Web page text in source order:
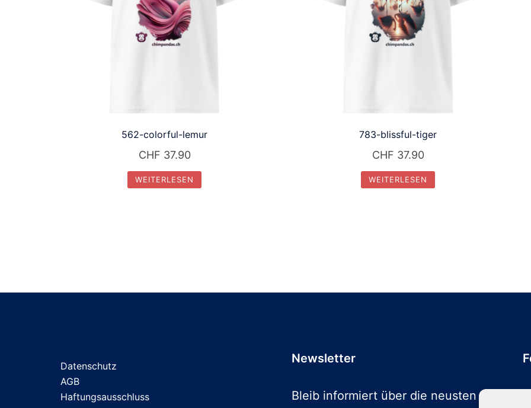
562-colorful-lemur
CHF 37.90
WEITERLESEN
783-blissful-tiger
CHF 37.90
WEITERLESEN
Datenschutz
AGB
Haftungsausschluss
Newsletter
Bleib informiert über die neusten